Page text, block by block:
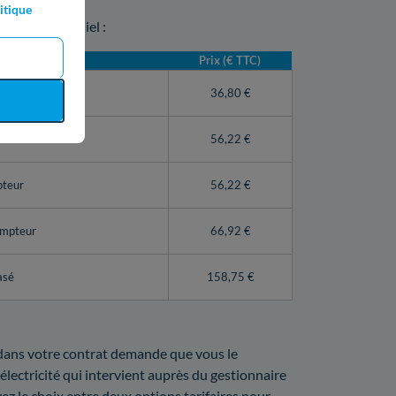
à Saint-Mihiel :
Prix (€ TTC)
Linky) 36,80 €
56,22 €
56,22 €
66,92 €
158,75 €
votre contrat demande que vous le
qui intervient auprès du gestionnaire